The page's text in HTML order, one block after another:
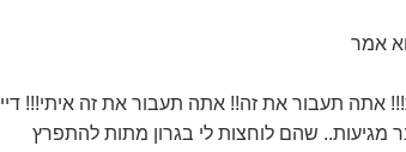
אמר
תעבור את זה!! אתה תעבור את זה איתי!!! דיי
מגיעות.. שהם לוחצות לי בגרון מתות להתפרץ